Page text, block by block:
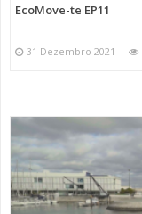
EcoMove-te EP11
31 Dezembro 2021